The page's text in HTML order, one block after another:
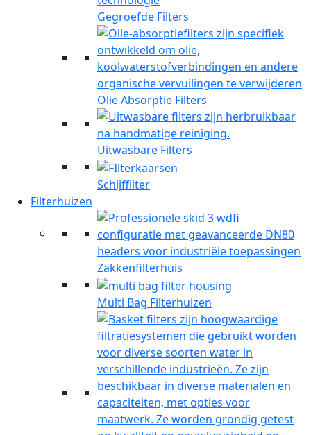
Gegroefde Filters
Olie Absorptie Filters
Uitwasbare Filters
Schijffilter
Filterhuizen
Zakkenfilterhuis
Multi Bag Filterhuizen